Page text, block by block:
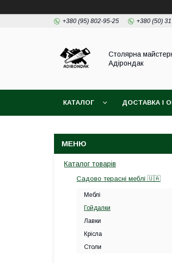
+380 (95) 802-95-25 +380 (50)
Столярна
Адірондак
КАТАЛОГ ДОСТАВКА І
Каталог товарів
Садово терасні меблі 🇺🇦
Меблі
Гойдалки
Лавки
Крісла
Столи